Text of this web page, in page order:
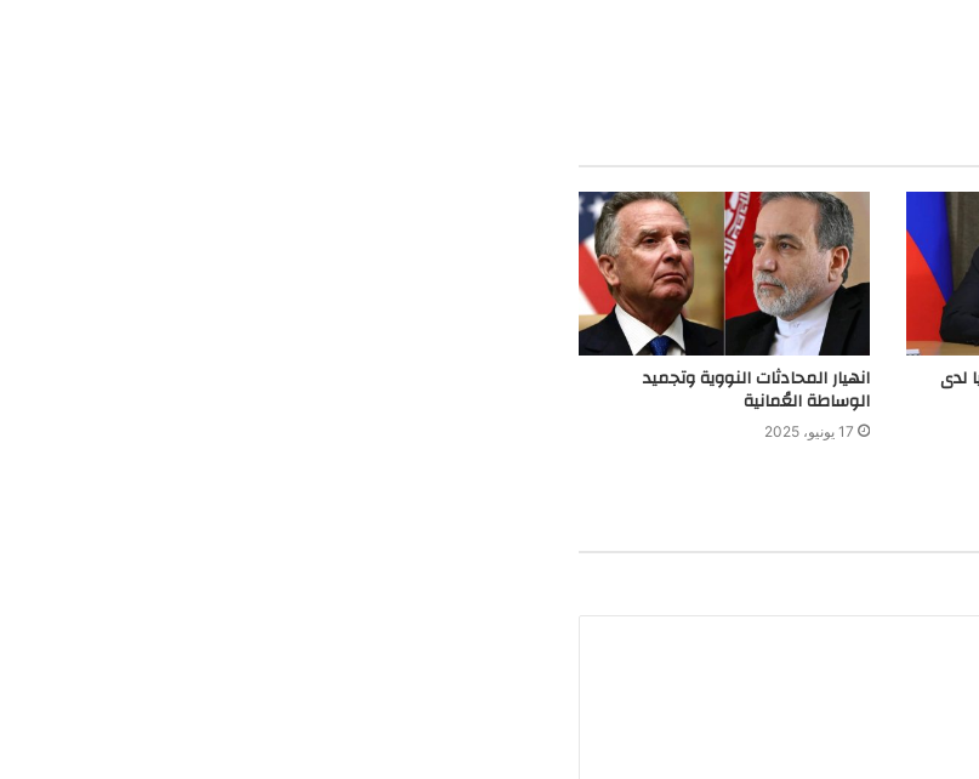
لدى انهيار المحادثات النووية وتجميد
الوساطة العُمانية
17 يونيو، 2025